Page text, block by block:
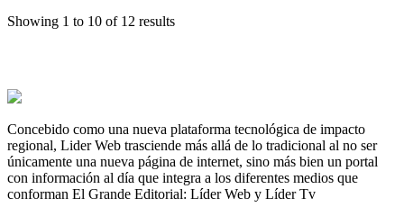
Showing 1 to 10 of 12 results
Concebido como una nueva plataforma tecnológica de impacto
regional, Lider Web trasciende más allá de lo tradicional al no ser
únicamente una nueva página de internet, sino más bien un portal
con información al día que integra a los diferentes medios que
conforman El Grande Editorial: Líder Web y Líder Tv